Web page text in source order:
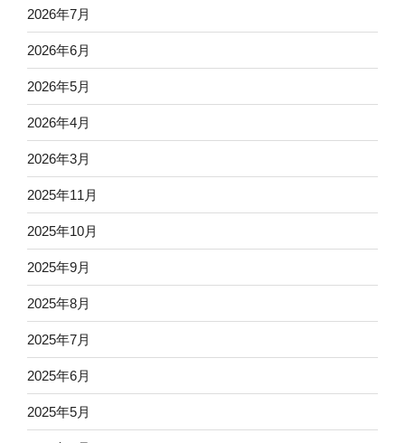
2026年7月
2026年6月
2026年5月
2026年4月
2026年3月
2025年11月
2025年10月
2025年9月
2025年8月
2025年7月
2025年6月
2025年5月